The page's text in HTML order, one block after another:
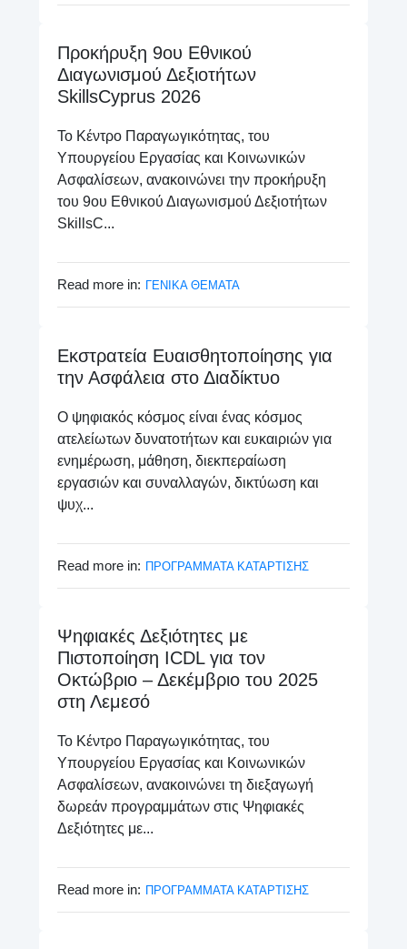
Προκήρυξη 9ου Εθνικού
Διαγωνισμού Δεξιοτήτων
SkillsCyprus 2026
Το Κέντρο Παραγωγικότητας, του
Υπουργείου Εργασίας και Κοινωνικών
Ασφαλίσεων, ανακοινώνει την προκήρυξη
του 9ου Εθνικού Διαγωνισμού Δεξιοτήτων
SkillsC...
Read more in: ΓΕΝΙΚΑ ΘΕΜΑΤΑ
Εκστρατεία Ευαισθητοποίησης για
την Ασφάλεια στο Διαδίκτυο
Ο ψηφιακός κόσμος είναι ένας κόσμος
ατελείωτων δυνατοτήτων και ευκαιριών για
ενημέρωση, μάθηση, διεκπεραίωση
εργασιών και συναλλαγών, δικτύωση και
ψυχ...
Read more in: ΠΡΟΓΡΑΜΜΑΤΑ ΚΑΤΑΡΤΙΣΗΣ
Ψηφιακές Δεξιότητες με
Πιστοποίηση ICDL για τον
Οκτώβριο – Δεκέμβριο του 2025
στη Λεμεσό
Το Κέντρο Παραγωγικότητας, του
Υπουργείου Εργασίας και Κοινωνικών
Ασφαλίσεων, ανακοινώνει τη διεξαγωγή
δωρεάν προγραμμάτων στις Ψηφιακές
Δεξιότητες με...
Read more in: ΠΡΟΓΡΑΜΜΑΤΑ ΚΑΤΑΡΤΙΣΗΣ